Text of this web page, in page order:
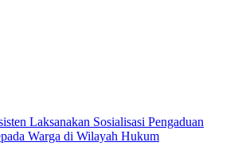
Laksanakan Sosialisasi Pengaduan
Warga di Wilayah Hukum